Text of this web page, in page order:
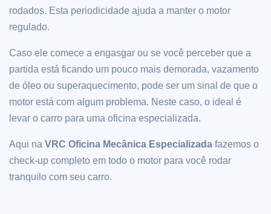
rodados. Esta periodicidade ajuda a manter o motor
regulado.
Caso ele comece a engasgar ou se você perceber que a
partida está ficando um pouco mais demorada, vazamento
de óleo ou superaquecimento, pode ser um sinal de que o
motor está com algum problema. Neste caso, o ideal é
levar o carro para uma oficina especializada.
Aqui na VRC Oficina Mecânica Especializada fazemos o
check-up completo em todo o motor para você rodar
tranquilo com seu carro.